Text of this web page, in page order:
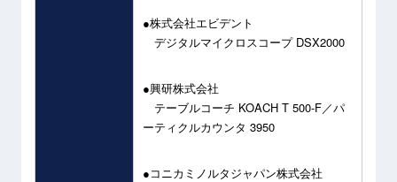
●株式会社エビデント
デジタルマイクロスコープ DSX2000
●興研株式会社
テーブルコーチ KOACH T 500-F／パ
ーティクルカウンタ 3950
●コニカミノルタジャパン株式会社